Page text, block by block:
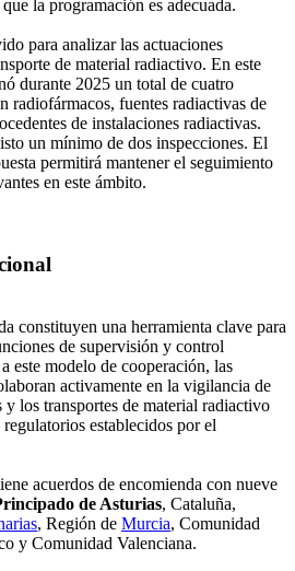
la programación es adecuada.
para analizar las actuaciones
de material radiactivo. En este
durante 2025 un total de cuatro
radiofármacos, fuentes radiactivas de
de instalaciones radiactivas.
un mínimo de dos inspecciones. El
permitirá mantener el seguimiento
en este ámbito.
constituyen una herramienta clave para
de supervisión y control
este modelo de cooperación, las
activamente en la vigilancia de
y los transportes de material radiactivo
establecidos por el
acuerdos de encomienda con nueve
de Asturias, Cataluña,
, Región de Murcia, Comunidad
y Comunidad Valenciana.